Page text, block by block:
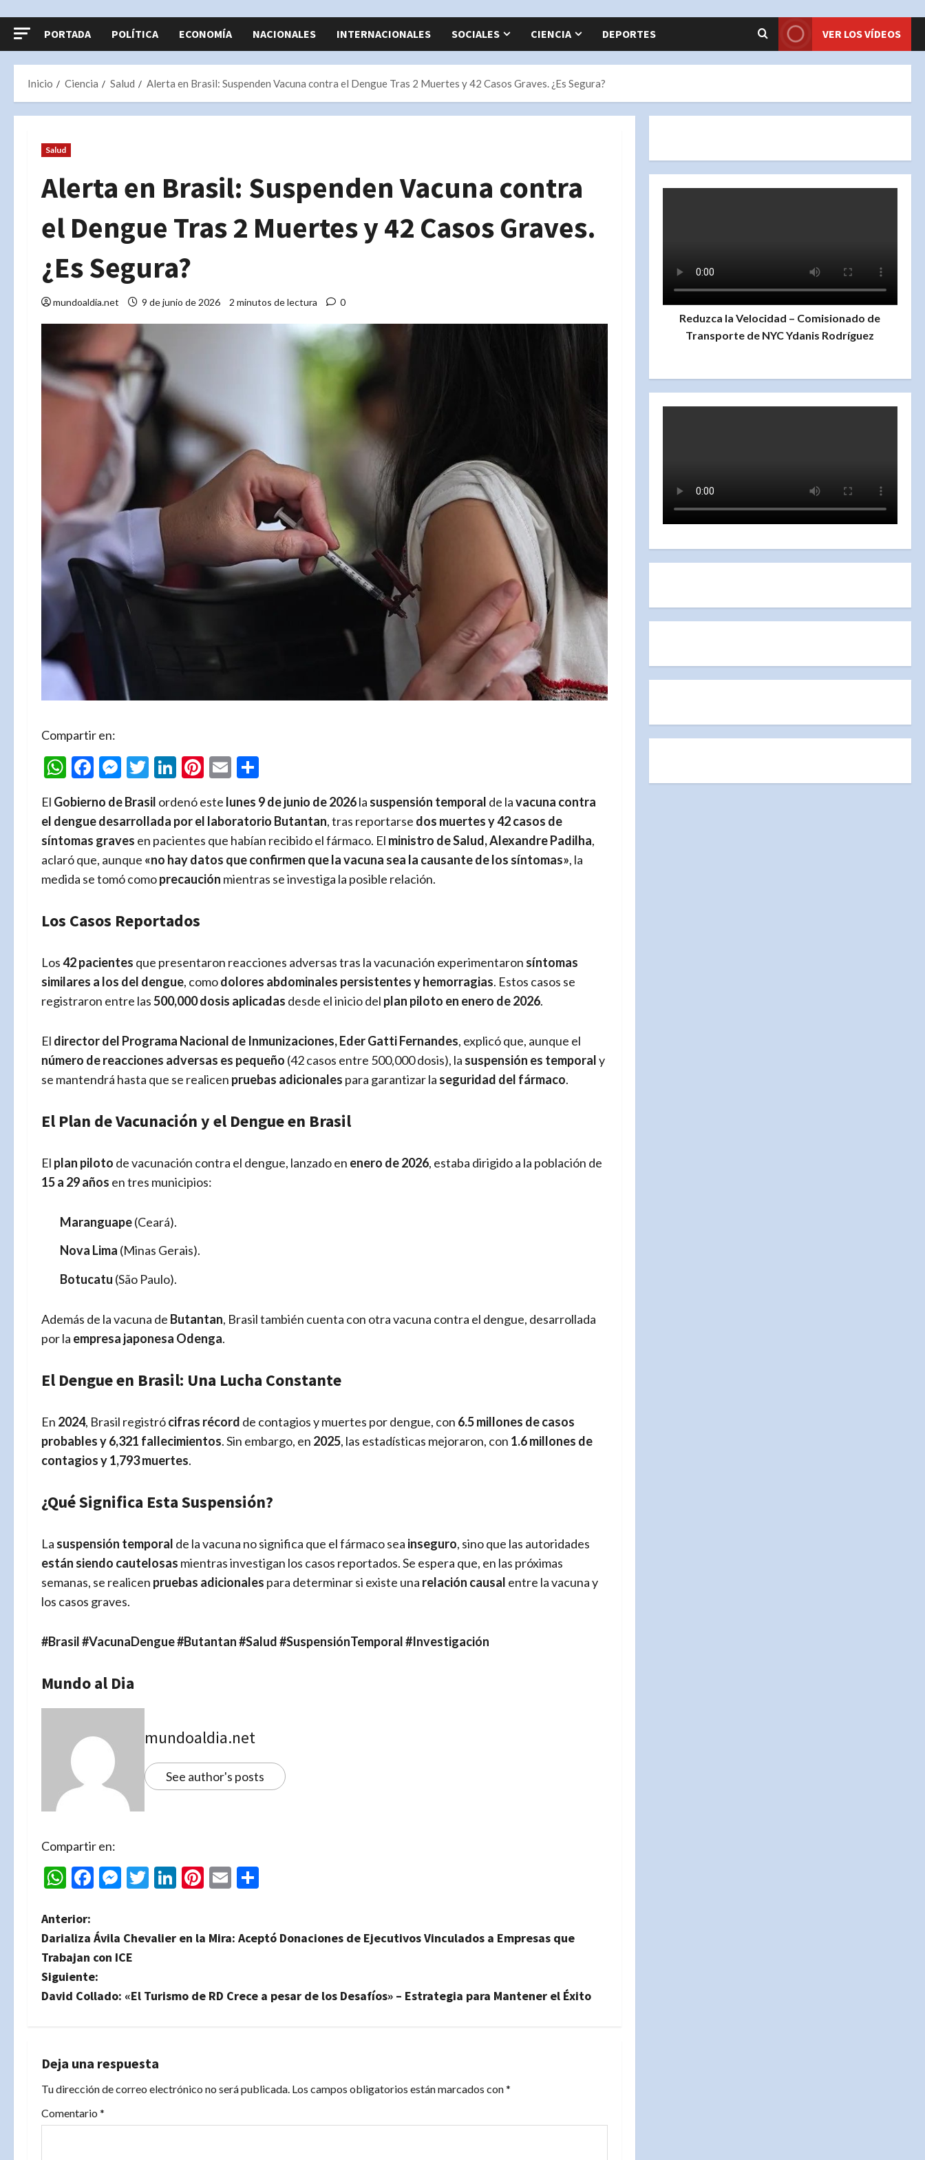
PORTADA POLÍTICA ECONOMÍA NACIONALES INTERNACIONALES SOCIALES CIENCIA DEPORTES VER LOS VÍDEOS
Inicio Ciencia Salud Alerta en Brasil: Suspenden Vacuna contra el Dengue Tras 2 Muertes y 42 Casos Graves. ¿Es Segura?
Salud
Alerta en Brasil: Suspenden Vacuna contra
el Dengue Tras 2 Muertes y 42 Casos Graves.
¿Es Segura?
mundoaldia.net 9 de junio de 2026 2 minutos de lectura 0
Compartir en:
WhatsApp
Facebook
Messenger
Twitter
LinkedIn
Pinterest
Email
El Gobierno de Brasil ordenó este lunes 9 de junio de 2026la suspensión temporal de lavacuna contra
el dengue desarrollada por el laboratorio Butantan, tras reportarse dos muertes y 42 casos de
síntomas graves en pacientes que habían recibido el fármaco. El ministro de Salud, Alexandre Padilha,
aclaró que, aunque «no hay datos que confirmen que la vacuna sea la causante de los síntomas», la
medida se tomó comoprecaución mientras se investiga la posible relación.
Los Casos Reportados
Los42 pacientes que presentaron reacciones adversas tras la vacunación experimentaron síntomas
similares a los del dengue, comodolores abdominales persistentes y hemorragias. Estos casos se
registraron entre las500,000 dosis aplicadas desde el inicio del plan piloto en enero de 2026.
El director del Programa Nacional de Inmunizaciones, Eder Gatti Fernandes, explicó que, aunque el
número de reacciones adversas es pequeño (42 casos entre 500,000 dosis), la suspensión es temporaly
se mantendrá hasta que se realicen pruebas adicionales para garantizar la seguridad del fármaco.
El Plan de Vacunación y el Dengue en Brasil
El plan piloto de vacunación contra el dengue, lanzado en enero de 2026, estaba dirigido a la población de
15 a 29 años en tres municipios:
Maranguape(Ceará).
Nova Lima (Minas Gerais).
Botucatu (São Paulo).
Además de la vacuna de Butantan, Brasil también cuenta con otra vacuna contra el dengue, desarrollada
por la empresa japonesa Odenga.
El Dengue en Brasil: Una Lucha Constante
En 2024, Brasil registrócifras récord de contagios y muertes por dengue, con 6.5 millones de casos
probables y 6,321 fallecimientos. Sin embargo, en 2025, las estadísticas mejoraron, con 1.6 millones de
contagios y 1,793 muertes.
¿Qué Significa Esta Suspensión?
La suspensión temporal de la vacuna no significa que el fármaco sea inseguro, sino que las autoridades
están siendo cautelosas mientras investigan los casos reportados. Se espera que, en las próximas
semanas, se realicen pruebas adicionales para determinar si existe una relación causal entre la vacuna y
los casos graves.
#Brasil #VacunaDengue #Butantan #Salud #SuspensiónTemporal #Investigación
Mundo al Dia
mundoaldia.net
See author's posts
Compartir en:
WhatsApp
Facebook
Messenger
Twitter
LinkedIn
Pinterest
Email
N
a
v
a
c
i
Anterior:
Darializa Ávila Chevalier en la Mira: Aceptó Donaciones de Ejecutivos Vinculados a Empresas que
Trabajan con ICE
Siguiente:
David Collado: «El Turismo de RD Crece a pesar de los Desafíos» – Estrategia para Mantener el Éxito
Deja una respuesta
Tu dirección de correo electrónico no será publicada. Los campos obligatorios están marcados con*
Comentario *
Reduzca la Velocidad – Comisionado de
Transporte de NYC Ydanis Rodríguez